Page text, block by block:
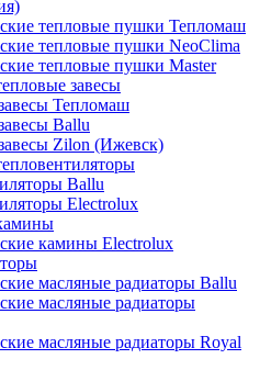
тепловые пушки Тепломаш
тепловые пушки NeoClima
тепловые пушки Master
завесы
Тепломаш
Ballu
Zilon (Ижевск)
Ballu
Electrolux
камины Electrolux
масляные радиаторы Ballu
масляные радиаторы
масляные радиаторы Royal